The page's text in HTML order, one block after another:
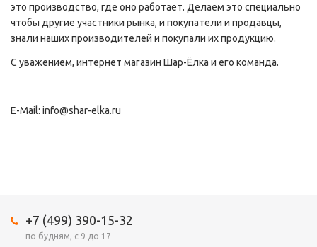
это производство, где оно работает. Делаем это специально
чтобы другие участники рынка, и покупатели и продавцы,
знали наших производителей и покупали их продукцию.
С уважением, интернет магазин Шар-Ёлка и его команда.
E-Mail: info@shar-elka.ru
+7 (499) 390-15-32
по будням, с 9 до 17